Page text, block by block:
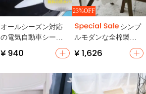
オールシーズン対応
の電気自動車シート
クッションカバー、
日焼け防止、断熱。
¥ 940
23%OFF
シンプ
ルモダンな全棉製チ
ェアクッション【レ
ースエッジ・オフィ
イトラグジュアリ
ー】
¥ 1,626